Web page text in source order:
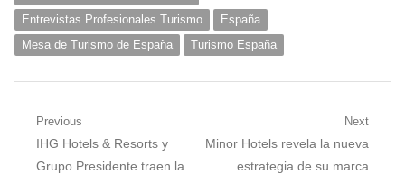
Entrevistas Profesionales Turismo
España
Mesa de Turismo de España
Turismo España
Navegación
de
Previous
Previous
post:
IHG Hotels & Resorts y
Grupo Presidente traen la
Next
Next
Minor Hotels revela la nueva
estrategia de su marca